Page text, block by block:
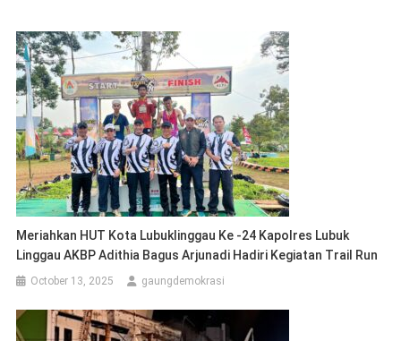
Meriahkan HUT Kota Lubuklinggau Ke -24 Kapolres Lubuk
Linggau AKBP Adithia Bagus Arjunadi Hadiri Kegiatan Trail Run
October 13, 2025 gaungdemokrasi